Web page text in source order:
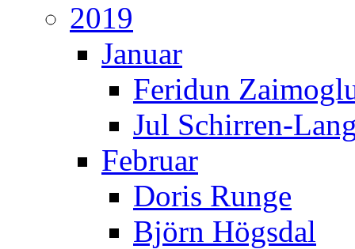
2019
Januar
Feridun
Jul Schirren-
Februar
Doris Runge
Björn Högsdal